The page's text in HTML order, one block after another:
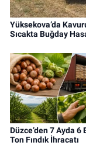
Yüksekova’da
Sıcakta Buğday
Düzce’den 7 Ayda 6
Ton Fındık İhracatı